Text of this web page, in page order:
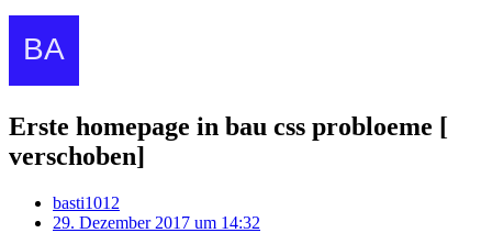
Erste homepage in bau css probloeme [
verschoben]
basti1012
29. Dezember 2017 um 14:32